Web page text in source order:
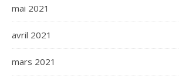
mai 2021
avril 2021
mars 2021